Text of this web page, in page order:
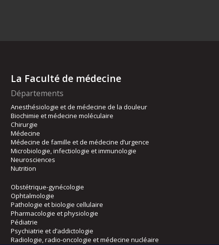
La Faculté de médecine
Départements
Anesthésiologie et de médecine de la douleur
Biochimie et médecine moléculaire
Chirurgie
Médecine
Médecine de famille et de médecine d’urgence
Microbiologie, infectiologie et immunologie
Neurosciences
Nutrition
Obstétrique-gynécologie
Ophtalmologie
Pathologie et biologie cellulaire
Pharmacologie et physiologie
Pédiatrie
Psychiatrie et d’addictologie
Radiologie, radio-oncologie et médecine nucléaire